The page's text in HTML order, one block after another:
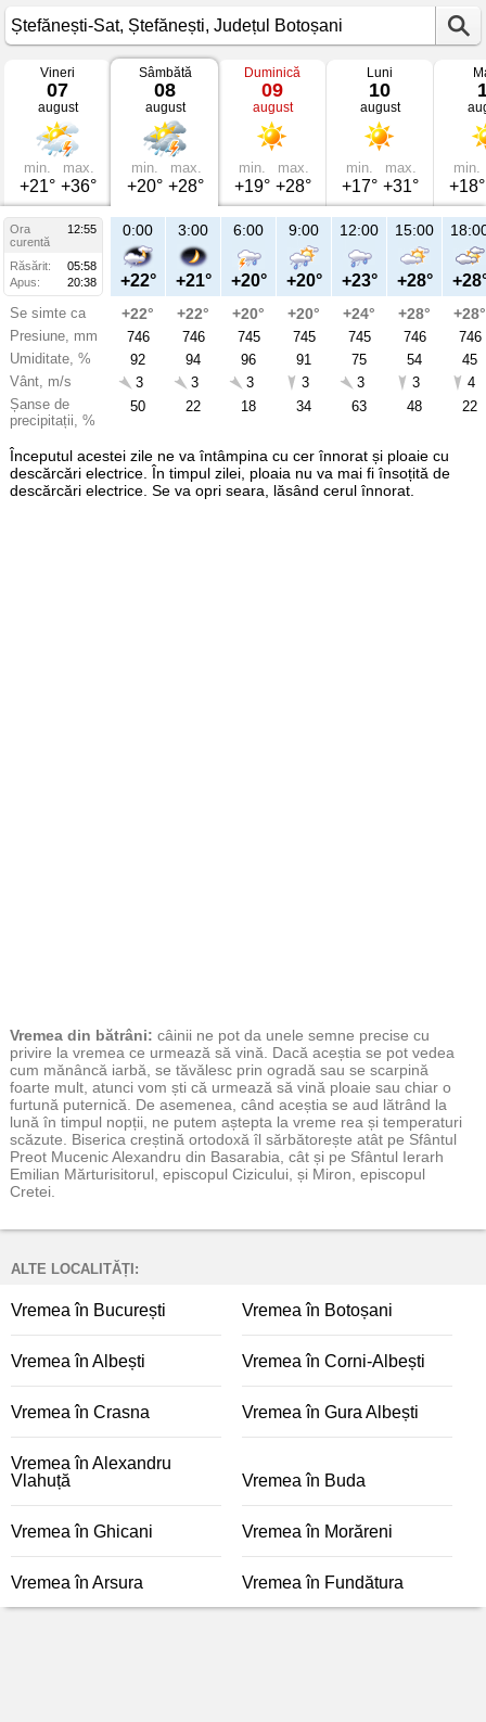
Vremea
Ștefănești-
mâine
Ștefănești,
Județul
Botoșani
Vineri
07
august
min.
+21°
max.
+36°
Sâmbătă
08
august
min.
+20°
max.
+28°
Duminică
09
august
min.
+19°
max.
+28°
Luni
10
august
min.
+17°
max.
+31°
min.
+18°
Ora
12:55
curentă
Răsărit:
05:58
Apus:
20:38
Se simte ca
Presiune, mm
Umiditate, %
Vânt, m/s
Șanse de
precipitații, %
21:00
+25°
+26°
746
76
2
46
Sâ
aug
0:00
+22°
+22°
746
92
3
50
3:00
+21°
+22°
746
94
3
22
6:00
+20°
+20°
745
96
3
18
9:00
+20°
+20°
745
91
3
34
12:00
+23°
+24°
745
75
3
63
15:00
+28°
+28°
746
54
3
48
+28°
746
45
4
22
Începutul acestei zile ne va întâmpina cu cer înnorat și ploaie cu
descărcări electrice. În timpul zilei, ploaia nu va mai fi însoțită de
descărcări electrice. Se va opri seara, lăsând cerul înnorat.
Vremea din bătrâni: câinii ne pot da unele semne precise cu
privire la vremea ce urmează să vină. Dacă aceștia se pot vedea
cum mănâncă iarbă, se tăvălesc prin ogradă sau se scarpină
foarte mult, atunci vom ști că urmează să vină ploaie sau chiar o
furtună puternică. De asemenea, când aceștia se aud lătrând la
lună în timpul nopții, ne putem aștepta la vreme rea și temperaturi
scăzute. Biserica creștină ortodoxă îl sărbătorește atât pe Sfântul
Preot Mucenic Alexandru din Basarabia, cât și pe Sfântul Ierarh
Emilian Mărturisitorul, episcopul Cizicului, și Miron, episcopul
Cretei.
ALTE LOCALITĂȚI:
Vremea în București Vremea în Botoșani
Vremea în Albești Vremea în Corni-Albești
Vremea în Crasna Vremea în Gura Albești
Vremea în Alexandru
Vlahuță
Vremea în Buda
Vremea în Ghicani Vremea în Morăreni
Vremea în Arsura Vremea în Fundătura